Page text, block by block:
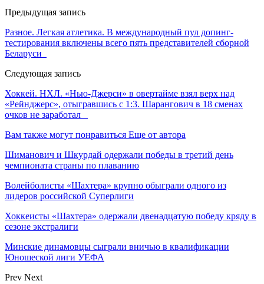
Предыдущая запись
Разное. Легкая атлетика. В международный пул допинг-
тестирования включены всего пять представителей сборной
Беларуси
Следующая запись
Хоккей. НХЛ. «Нью-Джерси» в овертайме взял верх над
«Рейнджерс», отыгравшись с 1:3. Шарангович в 18 сменах
очков не заработал
Вам также могут понравиться Еще от автора
Шиманович и Шкурдай одержали победы в третий день
чемпионата страны по плаванию
Волейболисты «Шахтера» крупно обыграли одного из
лидеров российской Суперлиги
Хоккеисты «Шахтера» одержали двенадцатую победу кряду в
сезоне экстралиги
Минские динамовцы сыграли вничью в квалификации
Юношеской лиги УЕФА
Prev Next